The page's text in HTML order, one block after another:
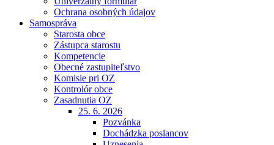
Ochrana osobných údajov
Samospráva
Starosta obce
Zástupca starostu
Kompetencie
Obecné zastupiteľstvo
Komisie pri OZ
Kontrolór obce
Zasadnutia OZ
25. 6. 2026
Pozvánka
Dochádzka poslancov